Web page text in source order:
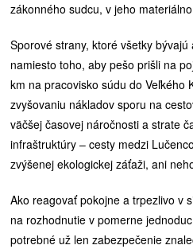
zákonného sudcu, v jeho
Sporové strany, ktoré všetky
namiesto toho, aby pešo prišli na
km na pracovisko súdu do Veľkého
zvyšovaniu nákladov sporu na
väčšej časovej náročnosti a strate
infraštruktúry – cesty medzi
zvýšenej ekologickej záťaži, ani
Ako reagovať pokojne a trpezlivo v
na rozhodnutie v pomerne
potrebné už len zabezpečenie